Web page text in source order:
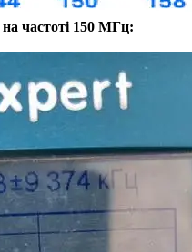
частоті 150 МГц: